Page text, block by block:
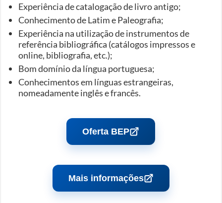
Experiência de catalogação de livro antigo;
Conhecimento de Latim e Paleografia;
Experiência na utilização de instrumentos de
referência bibliográfica (catálogos impressos e
online, bibliografia, etc.);
Bom domínio da língua portuguesa;
Conhecimentos em línguas estrangeiras,
nomeadamente inglês e francês.
Oferta BEP
Mais informações